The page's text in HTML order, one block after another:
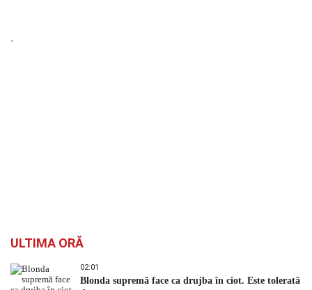
`
ULTIMA ORĂ
02:01
Blonda supremă face ca drujba în ciot. Este tolerată